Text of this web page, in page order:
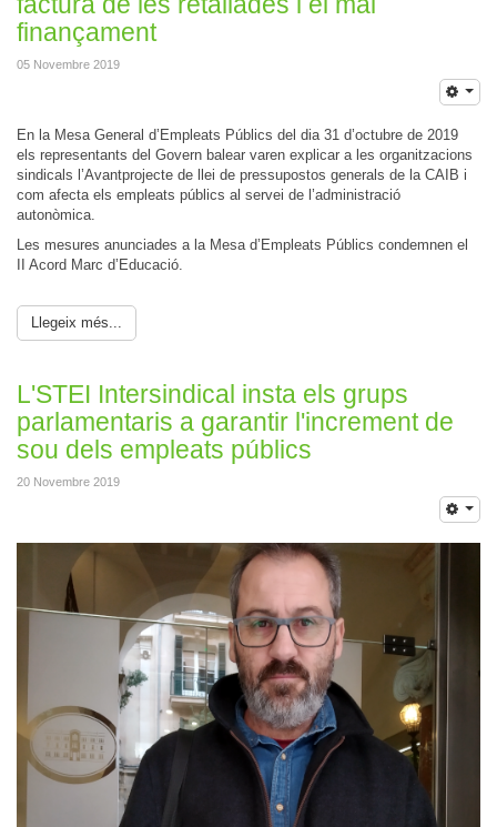
finançament
05 Novembre 2019
En la Mesa General d’Empleats Públics del dia 31 d’octubre de 2019
els representants del Govern balear varen explicar a les organitzacions
sindicals l’Avantprojecte de llei de pressupostos generals de la CAIB i
com afecta els empleats públics al servei de l’administració
autonòmica.
Les mesures anunciades a la Mesa d’Empleats Públics condemnen el
II Acord Marc d’Educació.
Llegeix més...
L'STEI Intersindical insta els grups
parlamentaris a garantir l'increment de
sou dels empleats públics
20 Novembre 2019